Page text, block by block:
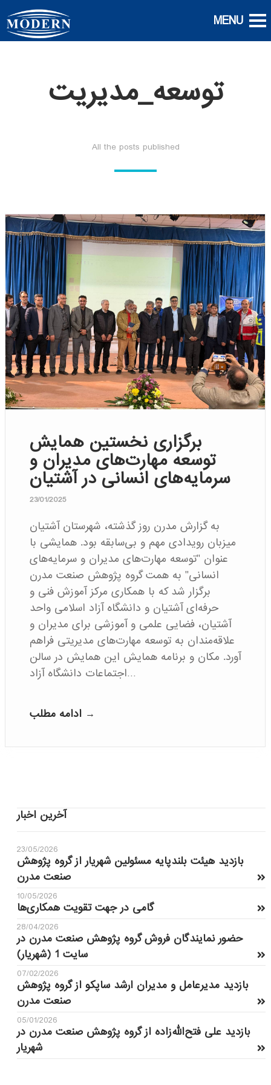
توسعه_مدیریت
All the posts published
برگزاری نخستین همایش
توسعه مهارت‌های مدیران و
سرمایه‌های انسانی در آشتیان
23/01/2025
به گزارش مدرن روز گذشته، شهرستان آشتیان
میزبان رویدادی مهم و بی‌سابقه بود. همایشی با
عنوان "توسعه مهارت‌های مدیران و سرمایه‌های
انسانی" به همت گروه پژوهش صنعت مدرن
برگزار شد که با همکاری مرکز آموزش فنی و
حرفه‌ای آشتیان و دانشگاه آزاد اسلامی واحد
آشتیان، فضایی علمی و آموزشی برای مدیران و
علاقه‌مندان به توسعه مهارت‌های مدیریتی فراهم
آورد. مکان و برنامه همایش این همایش در سالن
اجتماعات دانشگاه آزاد…
ادامه مطلب →
آخرین اخبار
23/05/2026
بازدید هیئت بلندپایه مسئولین شهریار از گروه پژوهش
صنعت مدرن
10/05/2026
گامی در جهت تقویت همکاری‌ها
28/04/2026
حضور نمایندگان فروش گروه پژوهش صنعت مدرن در
سایت 1 (شهریار)
07/02/2026
بازدید مدیرعامل و مدیران ارشد ساپکو از گروه پژوهش
صنعت مدرن
05/01/2026
بازدید علی فتح‌الله‌زاده از گروه پژوهش صنعت مدرن در
شهریار